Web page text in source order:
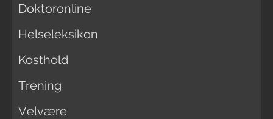
Doktoronline
Helseleksikon
Kosthold
Trening
Velvære